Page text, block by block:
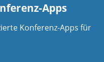
Apps
Konferenz-Apps für